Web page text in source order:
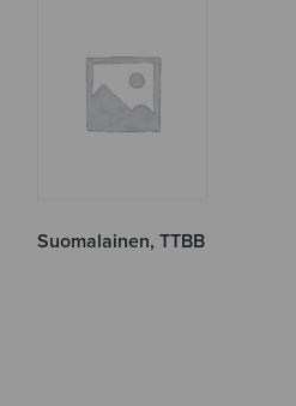
Suomalainen, TTBB